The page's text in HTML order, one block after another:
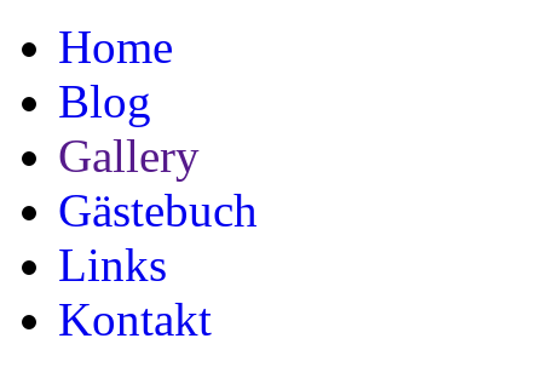
Home
Blog
Gallery
Gästebuch
Links
Kontakt